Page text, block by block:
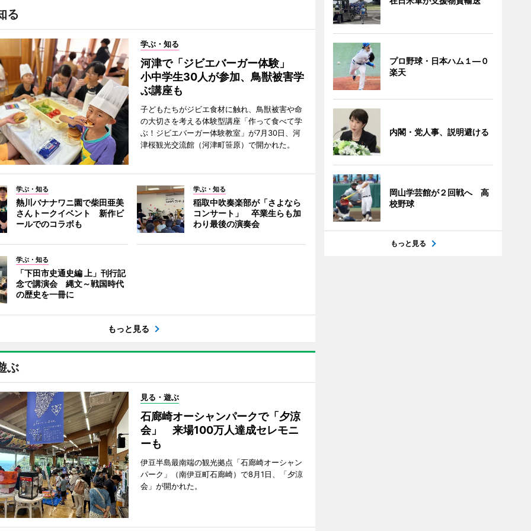
る
学ぶ・知る
河津で「ジビエバーガー体験」
小中学生30人が参加、鳥獣被害学
ぶ講座も
子どもたちがジビエ食材に触れ、鳥獣被害や命
の大切さを考える体験型講座「作って食べて学
ぶ！ジビエバーガー体験教室」が7月30日、河
津桜観光交流館（河津町笹原）で開かれた。
学ぶ・知る
熱川バナナワニ園で柴田亜美
さんトークイベント 新作ビ
ールでのコラボも
学ぶ・知る
稲取中吹奏楽部が「さよなら
コンサート」 卒業生らも加
わり最後の演奏会
学ぶ・知る
「下田市史通史編 上」刊行記
念で講演会 縄文～戦国時代
の歴史を一冊に
もっと見る
ぶ
見る・遊ぶ
石廊崎オーシャンパークで「夕涼
会」 来場100万人達成セレモニ
ーも
伊豆半島最南端の観光拠点「石廊崎オーシャン
パーク」（南伊豆町石廊崎）で8月1日、「夕涼
会」が開かれた。
プロ野球・日本ハム１―０
楽天
内閣・党人事、説明避ける
岡山学芸館が２回戦へ 高
校野球
もっと見る